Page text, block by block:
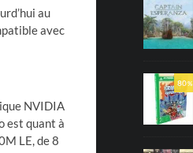
au
avec
NVIDIA
est quant à
LE, de 8
80%